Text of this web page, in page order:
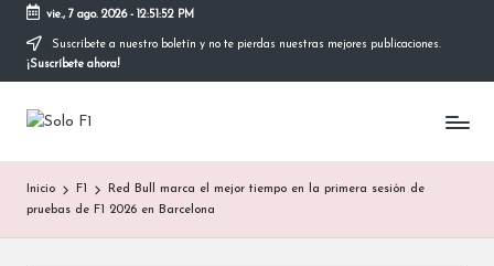
Saltar
vie., 7 ago. 2026- 12:51:53 PM
Suscríbete a nuestro boletín y no te pierdas nuestras mejores publicaciones.
¡Suscríbete ahora!
S
o
l
o
Para
la
F1
Inicio F1
Red Bull marca el mejor tiempo en la primera sesión de
pruebas de F1 2026 en Barcelona